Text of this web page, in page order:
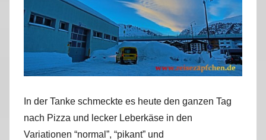
In der Tanke schmeckte es heute den ganzen Tag
nach Pizza und lecker Leberkäse in den
Variationen “normal”, “pikant” und